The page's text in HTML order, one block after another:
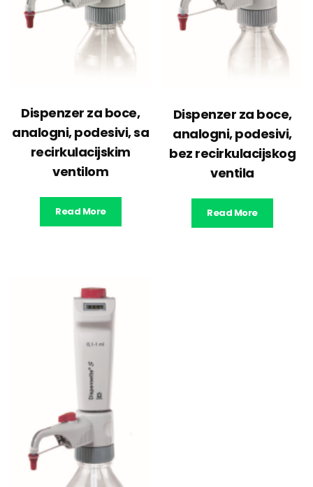
Dispenzer za boce,
analogni, podesivi, sa
recirkulacijskim
ventilom
Read More
Dispenzer za boce,
analogni, podesivi,
bez recirkulacijskog
ventila
Read More